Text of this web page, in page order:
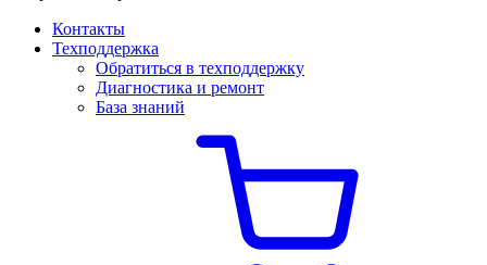
Контакты
Техподдержка
Обратиться в техподдержку
Диагностика и ремонт
База знаний